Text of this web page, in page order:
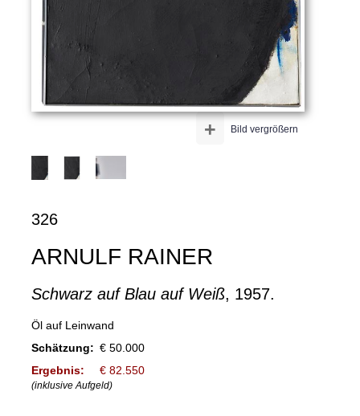
Bild vergrößern
+
326
ARNULF RAINER
Schwarz auf Blau auf Weiß, 1957.
Öl auf Leinwand
Schätzung: € 50.000
Ergebnis:
€ 82.550
(inklusive Aufgeld)